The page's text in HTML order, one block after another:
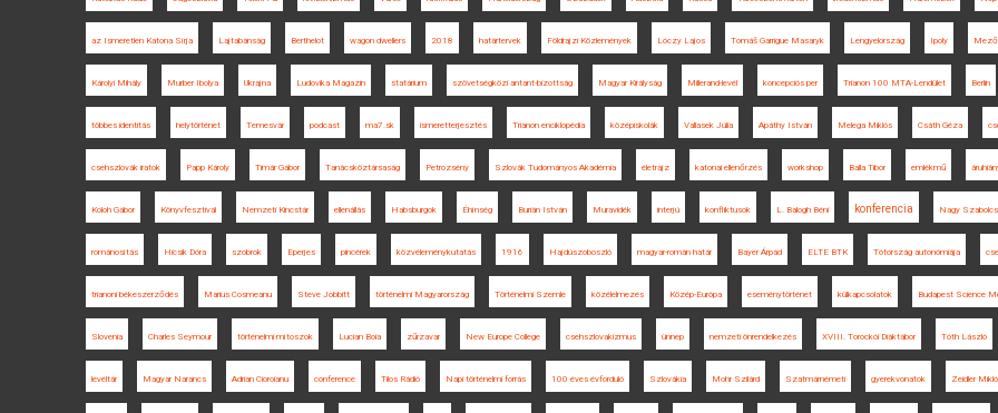
az Ismeretlen Katona Sírja Lajtabánság Berthelot wagon dwellers 2018 határtervek Földrajzi Közlemények Lóczy Lajos Tomáš Garrigue Masaryk Lengyelország Ipoly
Károlyi Mihály Murber Ibolya Ukrajna Ludovika Magazin statárium szövetségközi antant-bizottság Magyar Királyság Millerand-levél koncepciós per Trianon 100 MTA-Lendület Berlin
többes identitás helytörténet Temesvár podcast ma7.sk ismeretterjesztés Trianon enciklopédia középiskolák Vallasek Júlia Apáthy István Melega Miklós Csáth Géza
csehszlovák iratok Papp Károly Timár Gábor Tanácsköztársaság Petrozsény Szlovák Tudományos Akadémia életrajz katonai ellenőrzés workshop Balla Tibor emlékmű
Koloh Gábor Könyvfesztivál Nemzeti Kincstár ellenállás Habsburgok Éhínség Burián István Muravidék interjú konfliktusok L. Balogh Béni konferencia Nagy Szabolcs
románosítás Hicsik Dóra szobrok Eperjes pincérek közvéleménykutatás 1916 Hajdúszoboszló magyar-román határ Bayer Árpád ELTE BTK Tótország autonómiája
trianoni békeszerződés Marius Cosmeanu Steve Jobbitt történelmi Magyarország Történelmi Szemle közélelmezés Közép-Európa eseménytörténet külkapcsolatok Budapest Science
Slovenia Charles Seymour történelmi mítoszok Lucian Boia zűrzavar New Europe College csehszlovakizmus ünnep nemzeti önrendelkezés XVIII. Torockói Diáktábor Tóth László
levéltár Magyar Narancs Adrian Cioroianu conference Tilos Rádió Napi történelmi forrás 100 éves évforduló Szlovákia Mohr Szilárd Szatmárnémeti gyerekvonatok Zeidler